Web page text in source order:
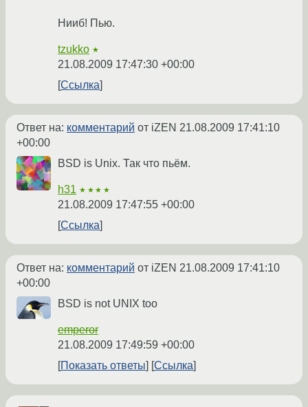
Нииб! Пью.
tzukko ★
21.08.2009 17:47:30 +00:00
Ссылка
Ответ на: комментарий от iZEN 21.08.2009 17:41:10
+00:00
BSD is Unix. Так что пьём.
h31 ★★★★
21.08.2009 17:47:55 +00:00
Ссылка
Ответ на: комментарий от iZEN 21.08.2009 17:41:10
+00:00
BSD is not UNIX too
emperor
21.08.2009 17:49:59 +00:00
Показать ответы
Ссылка